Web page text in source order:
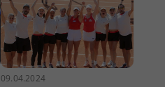
09.04.2024